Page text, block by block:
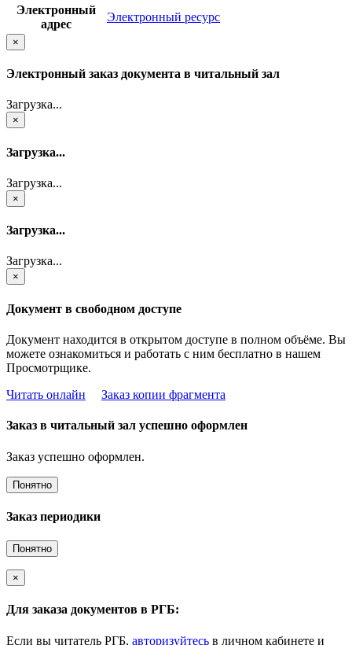
Электронный
адрес
Электронный ресурс
×
Электронный заказ документа в читальный зал
Загрузка...
×
Загрузка...
Загрузка...
×
Загрузка...
Загрузка...
×
Документ в свободном доступе
Документ находится в открытом доступе в полном объёме. Вы
можете ознакомиться и работать с ним бесплатно в нашем
Просмотрщике.
Читать онлайн
Заказ копии фрагмента
Заказ в читальный зал успешно оформлен
Заказ успешно оформлен.
Понятно
Заказ периодики
Понятно
×
Для заказа документов в РГБ:
Если вы читатель РГБ, авторизуйтесь в личном кабинете и